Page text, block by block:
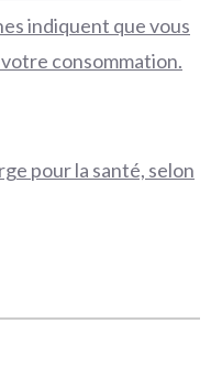
indiquent que vous
consommation.
pour la santé, selon